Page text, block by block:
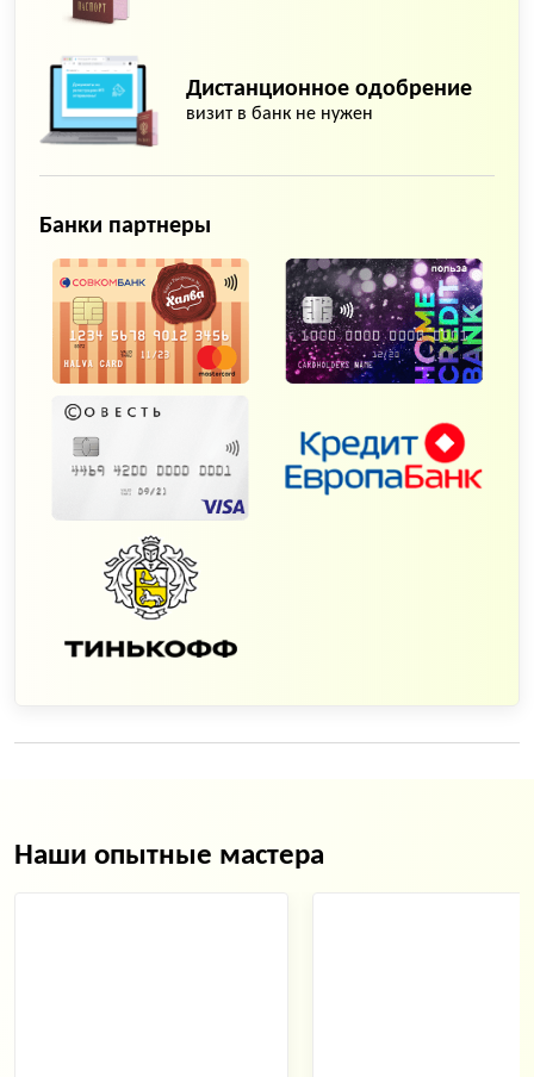
Дистанционное одобрение
визит в банк не нужен
Банки партнеры
Наши опытные мастера